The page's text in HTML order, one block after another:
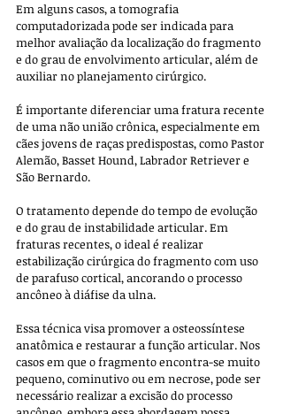
Em alguns casos, a tomografia
computadorizada pode ser indicada para
melhor avaliação da localização do fragmento
e do grau de envolvimento articular, além de
auxiliar no planejamento cirúrgico.
É importante diferenciar uma fratura recente
de uma não união crônica, especialmente em
cães jovens de raças predispostas, como Pastor
Alemão, Basset Hound, Labrador Retriever e
São Bernardo.
O tratamento depende do tempo de evolução
e do grau de instabilidade articular. Em
fraturas recentes, o ideal é realizar
estabilização cirúrgica do fragmento com uso
de parafuso cortical, ancorando o processo
ancôneo à diáfise da ulna.
Essa técnica visa promover a osteossíntese
anatômica e restaurar a função articular. Nos
casos em que o fragmento encontra-se muito
pequeno, cominutivo ou em necrose, pode ser
necessário realizar a excisão do processo